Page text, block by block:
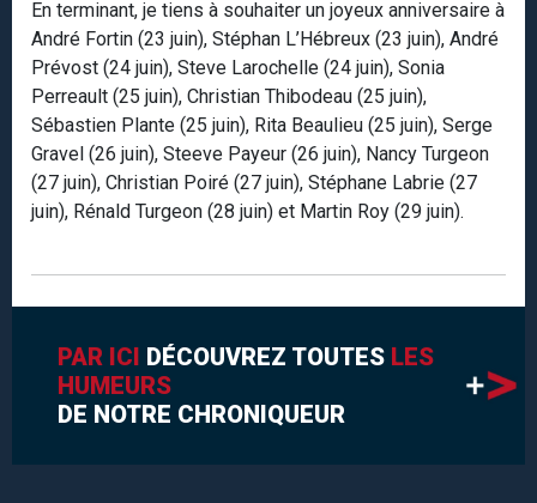
En terminant, je tiens à souhaiter un joyeux anniversaire à
André Fortin (23 juin), Stéphan L’Hébreux (23 juin), André
Prévost (24 juin), Steve Larochelle (24 juin), Sonia
Perreault (25 juin), Christian Thibodeau (25 juin),
Sébastien Plante (25 juin), Rita Beaulieu (25 juin), Serge
Gravel (26 juin), Steeve Payeur (26 juin), Nancy Turgeon
(27 juin), Christian Poiré (27 juin), Stéphane Labrie (27
juin), Rénald Turgeon (28 juin) et Martin Roy (29 juin).
PAR ICI DÉCOUVREZ TOUTES LES
HUMEURS
DE NOTRE CHRONIQUEUR